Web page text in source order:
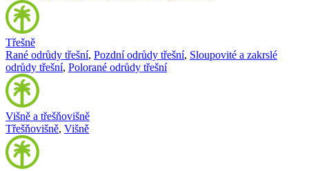
Třešně
Rané odrůdy třešní, Pozdní odrůdy třešní, Sloupovité a zakrslé
odrůdy třešní, Polorané odrůdy třešní
Višně a třešňovišně
Třešňovišně, Višně